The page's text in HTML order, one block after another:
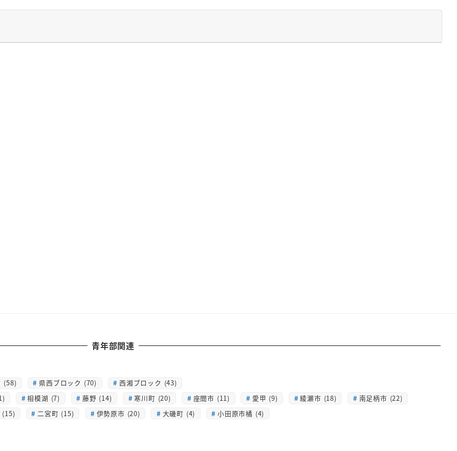
青年部関連
(58) 県西ブロック (70)
西湘ブロック (43)
相模湖 (7) 藤野 (14) 寒川町 (20) 座間市 (11) 愛甲 (9) 綾瀬市 (18)
南足柄市 (22)
(15) 二宮町 (15) 伊勢原市 (20) 大磯町 (4)
小田原市橘 (4)